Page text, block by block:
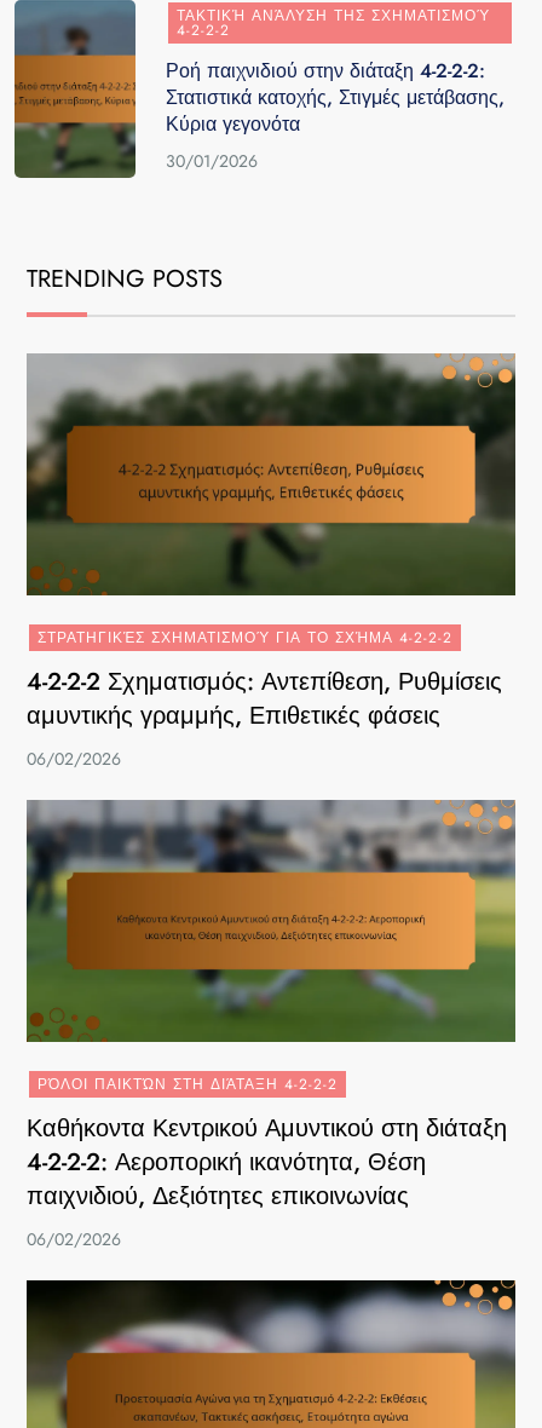
ΤΑΚΤΙΚΉ ΑΝΆΛΥΣΗ ΤΗΣ ΣΧΗΜΑΤΙΣΜΟΎ
4-2-2-2
Ροή παιχνιδιού στην διάταξη 4-2-2-2:
Στατιστικά κατοχής, Στιγμές μετάβασης,
Κύρια γεγονότα
30/01/2026
TRENDING POSTS
ΣΤΡΑΤΗΓΙΚΈΣ ΣΧΗΜΑΤΙΣΜΟΎ ΓΙΑ ΤΟ ΣΧΉΜΑ 4-2-2-2
4-2-2-2 Σχηματισμός: Αντεπίθεση, Ρυθμίσεις
αμυντικής γραμμής, Επιθετικές φάσεις
06/02/2026
ΡΌΛΟΙ ΠΑΙΚΤΏΝ ΣΤΗ ΔΙΆΤΑΞΗ 4-2-2-2
Καθήκοντα Κεντρικού Αμυντικού στη διάταξη
4-2-2-2: Αεροπορική ικανότητα, Θέση
παιχνιδιού, Δεξιότητες επικοινωνίας
06/02/2026